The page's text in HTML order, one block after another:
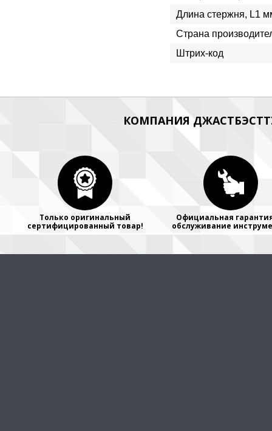
Длина стержня, L1
Страна
Штрих-код
КОМПАНИЯ
Только оригинальный
сертифицированный товар!
Официальная
обслуживание